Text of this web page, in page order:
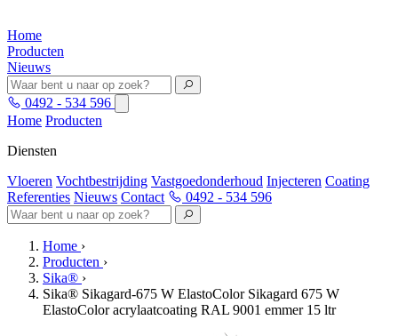
Home
Producten
Nieuws
0492 - 534 596
Home Producten
Diensten
Vloeren Vochtbestrijding Vastgoedonderhoud Injecteren Coating
Referenties Nieuws Contact 0492 - 534 596
Home ›
Producten ›
Sika® ›
Sika® Sikagard-675 W ElastoColor Sikagard 675 W
ElastoColor acrylaatcoating RAL 9001 emmer 15 ltr